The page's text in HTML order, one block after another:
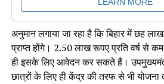
अनुमान लगाया जा रहा है कि बिहार में छह
प्राप्त होंगे। 2.50 लाख रूपए प्रति वर्ष से
ही इसके लिए आवेदन कर सकते हैं।
छात्रों के लिए ही केंद्र की तरफ से भी